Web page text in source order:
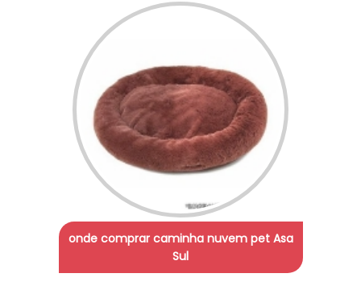
onde comprar caminha nuvem pet Asa
Sul